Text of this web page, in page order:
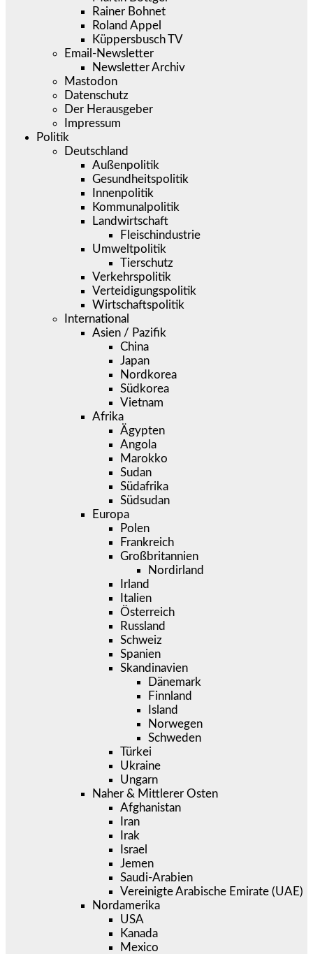
Rainer Bohnet
Roland Appel
Küppersbusch TV
Email-Newsletter
Newsletter Archiv
Mastodon
Datenschutz
Der Herausgeber
Impressum
Politik
Deutschland
Außenpolitik
Gesundheitspolitik
Innenpolitik
Kommunalpolitik
Landwirtschaft
Fleischindustrie
Umweltpolitik
Tierschutz
Verkehrspolitik
Verteidigungspolitik
Wirtschaftspolitik
International
Asien / Pazifik
China
Japan
Nordkorea
Südkorea
Vietnam
Afrika
Ägypten
Angola
Marokko
Sudan
Südafrika
Südsudan
Europa
Polen
Frankreich
Großbritannien
Nordirland
Irland
Italien
Österreich
Russland
Schweiz
Spanien
Skandinavien
Dänemark
Finnland
Island
Norwegen
Schweden
Türkei
Ukraine
Ungarn
Naher & Mittlerer Osten
Afghanistan
Iran
Irak
Israel
Jemen
Saudi-Arabien
Vereinigte Arabische Emirate (UAE)
Nordamerika
USA
Kanada
Mexico